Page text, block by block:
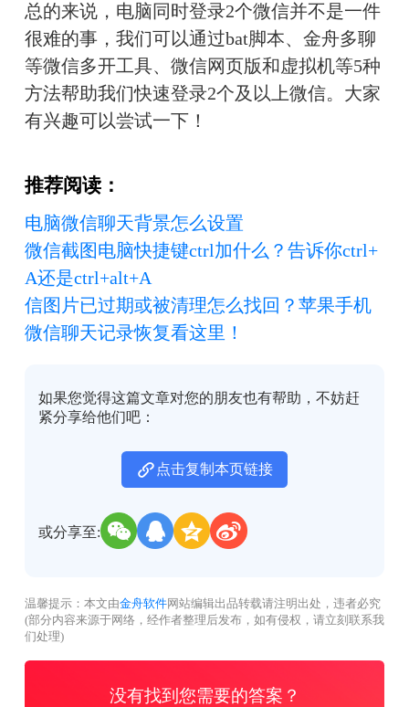
总的来说，电脑同时登录2个微信并不是一件
很难的事，我们可以通过bat脚本、金舟多聊
等微信多开工具、微信网页版和虚拟机等5种
方法帮助我们快速登录2个及以上微信。大家
有兴趣可以尝试一下！
推荐阅读：
电脑微信聊天背景怎么设置
微信截图电脑快捷键ctrl加什么？告诉你ctrl+
A还是ctrl+alt+A
信图片已过期或被清理怎么找回？苹果手机
微信聊天记录恢复看这里！
如果您觉得这篇文章对您的朋友也有帮助，不妨赶
紧分享给他们吧：
点击复制本页链接
或分享至:
温馨提示：本文由金舟软件网站编辑出品转载请注明出处，违者必究
(部分内容来源于网络，经作者整理后发布，如有侵权，请立刻联系我
们处理)
没有找到您需要的答案？